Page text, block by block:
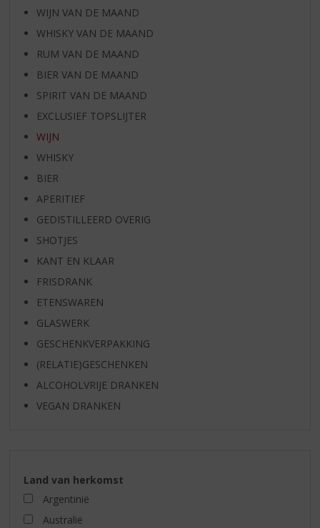
WIJN VAN DE MAAND
WHISKY VAN DE MAAND
RUM VAN DE MAAND
BIER VAN DE MAAND
SPIRIT VAN DE MAAND
EXCLUSIEF TOPSLIJTER
WIJN
WHISKY
BIER
APERITIEF
GEDISTILLEERD OVERIG
SHOTJES
KANT EN KLAAR
FRISDRANK
ETENSWAREN
GLASWERK
GESCHENKVERPAKKING
(RELATIE)GESCHENKEN
ALCOHOLVRIJE DRANKEN
VEGAN DRANKEN
Land van herkomst
Argentinië
Australië